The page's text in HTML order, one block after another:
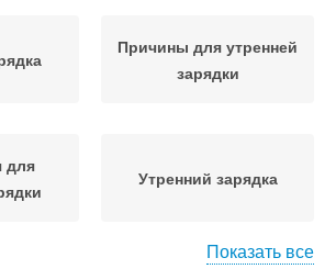
Причины для утренней
зарядки
для
Утренний зарядка
Показать все